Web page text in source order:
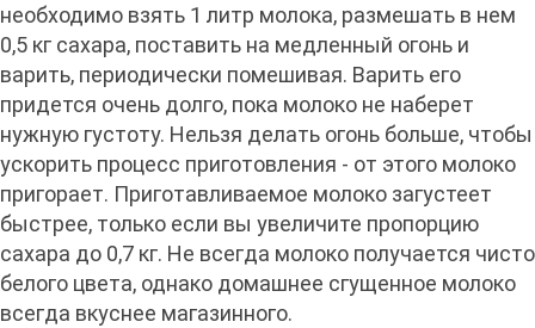
необходимо взять 1 литр молока, размешать в нем
0,5 кг сахара, поставить на медленный огонь и
варить, периодически помешивая. Варить его
придется очень долго, пока молоко не наберет
нужную густоту. Нельзя делать огонь больше, чтобы
ускорить процесс приготовления - от этого молоко
пригорает. Приготавливаемое молоко загустеет
быстрее, только если вы увеличите пропорцию
сахара до 0,7 кг. Не всегда молоко получается чисто
белого цвета, однако домашнее сгущенное молоко
всегда вкуснее магазинного.